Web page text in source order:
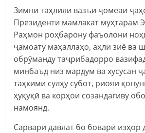
Зимни таҳлили вазъи ҷомеаи
Президенти мамлакат муҳтарам
Раҳмон роҳбарону фаъолони
ҷамоату маҳаллаҳо, аҳли зиё ва
обрӯманду таҷрибадорро
минбаъд низ мардум ва хусусан
таҳкими сулҳу субот, риояи
ҳуқуқӣ ва корҳои созандагиву
намоянд.
Сарвари давлат бо боварӣ изҳор